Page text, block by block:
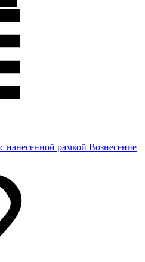
нанесенной рамкой Вознесение